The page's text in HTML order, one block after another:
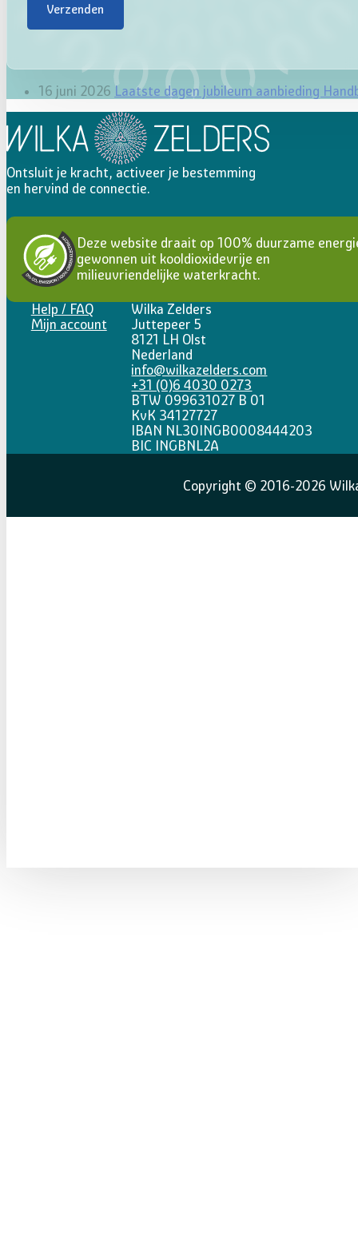
Verzenden
16 juni 2026 Laatste dagen jubileum aanbieding
Ontsluit je kracht, activeer je bestemming
en hervind de connectie.
Deze website draait op 100% duurzame
gewonnen uit kooldioxidevrije en
milieuvriendelijke waterkracht.
Help / FAQ
Mijn account
Wilka Zelders
Juttepeer 5
8121 LH Olst
Nederland
info@wilkazelders.com
+31 (0)6 4030 0273
BTW 099631027 B 01
KvK 34127727
IBAN NL30INGB0008444203
BIC INGBNL2A
Copyright © 2016-2026